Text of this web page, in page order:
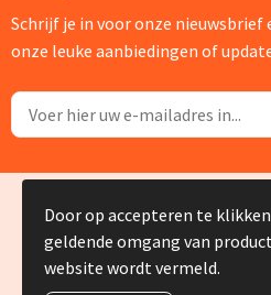
Schrijf je in voor onze nieuwsbrief
onze leuke aanbiedingen of
© Copyright Silvia Bruin
Door op accepteren te
geldende omgang van
website wordt vermeld.